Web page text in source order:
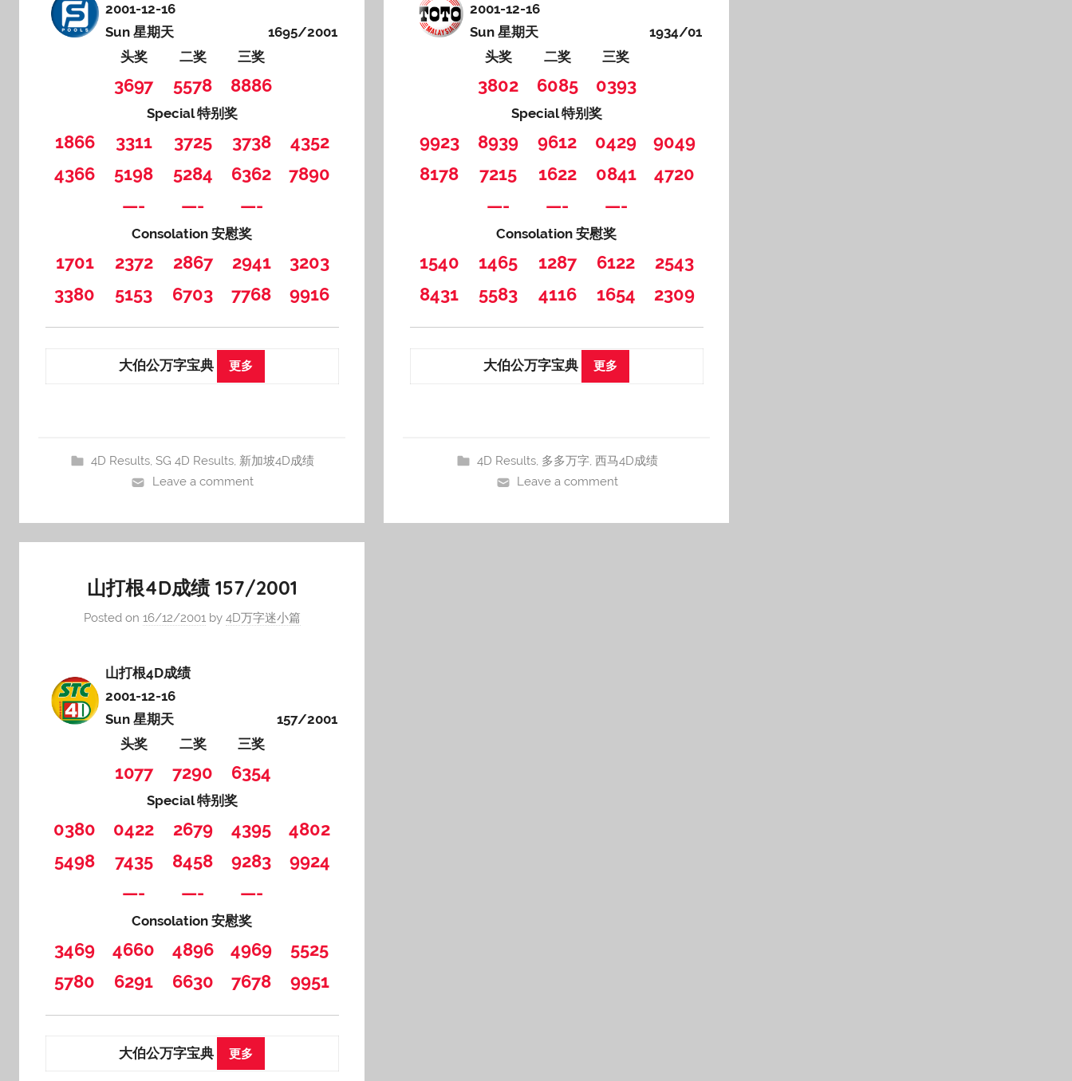
2001-12-16
Sun 星期天
1695/2001
头奖
二奖 三奖
3697 5578 8886
Special 特别奖
1866 3311 3725 3738
4352
4366
5198 5284 6362
7890
—-
—- —-
Consolation 安慰奖
1701 2372 2867 2941
3203
3380
5153 6703 7768 9916
大伯公万字宝典 更多
4D Results,SG 4D Results, 新加坡4D成绩
Leave a comment
2001-12-16
Sun 星期天
1934/01
头奖
二奖 三奖
3802 6085 0393
Special 特别奖
9923 8939 9612 0429
9049
8178
7215 1622 0841
4720
—-
—- —-
Consolation 安慰奖
1540 1465 1287 6122
2543
8431
5583 4116 1654 2309
大伯公万字宝典 更多
4D Results, 多多万字,西马4D成绩
Leave a comment
山打根4D成绩 157/2001
Posted on 16/12/2001by 4D万字迷小篇
山打根4D成绩
2001-12-16
Sun 星期天
157/2001
头奖
二奖 三奖
1077 7290 6354
Special 特别奖
0380 0422 2679 4395
4802
5498
7435 8458 9283
9924
—-
—- —-
Consolation 安慰奖
3469 4660 4896 4969
5525
5780
6291 6630 7678 9951
大伯公万字宝典 更多